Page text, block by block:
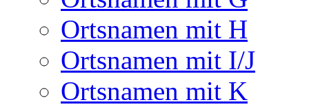
Ortsnamen mit H
Ortsnamen mit I/J
Ortsnamen mit K